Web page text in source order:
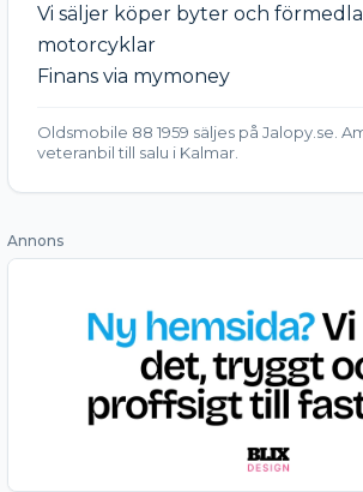
Vi säljer köper byter och
motorcyklar
Finans via mymoney
Oldsmobile 88 1959 säljes på Jalopy.se.
veteranbil till salu i Kalmar.
Annons